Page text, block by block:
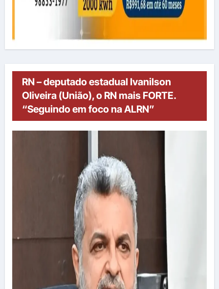
RN – deputado estadual Ivanilson
Oliveira (União), o RN mais FORTE.
“Seguindo em foco na ALRN”